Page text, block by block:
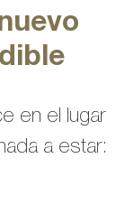
en el lugar
a estar: